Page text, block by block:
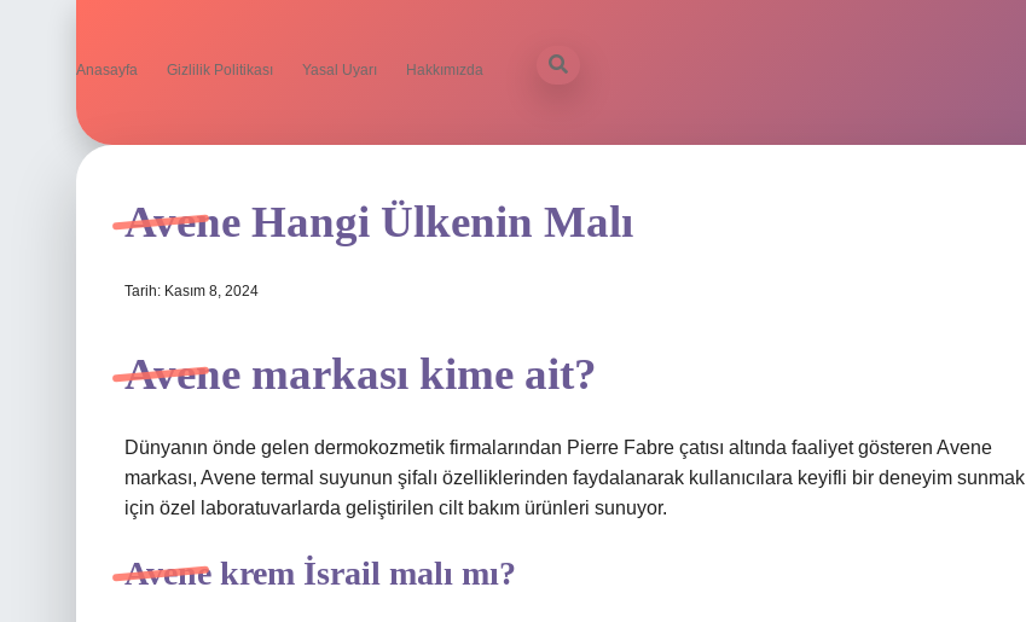
Anasayfa Gizlilik Politikası Yasal Uyarı Hakkımızda
Avene Hangi Ülkenin Malı
Tarih: Kasım 8, 2024
Avene markası kime ait?
Dünyanın önde gelen dermokozmetik firmalarından Pierre Fabre çatısı altında faaliyet gösteren Avene
markası, Avene termal suyunun şifalı özelliklerinden faydalanarak kullanıcılara keyifli bir deneyim sunmak
için özel laboratuvarlarda geliştirilen cilt bakım ürünleri sunuyor.
Avene krem İsrail malı mı?